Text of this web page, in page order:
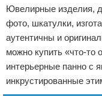
Ювелирные изделия,
фото, шкатулки,
аутентичны и
можно купить «что-то
интерьерные панно с
инкрустированные